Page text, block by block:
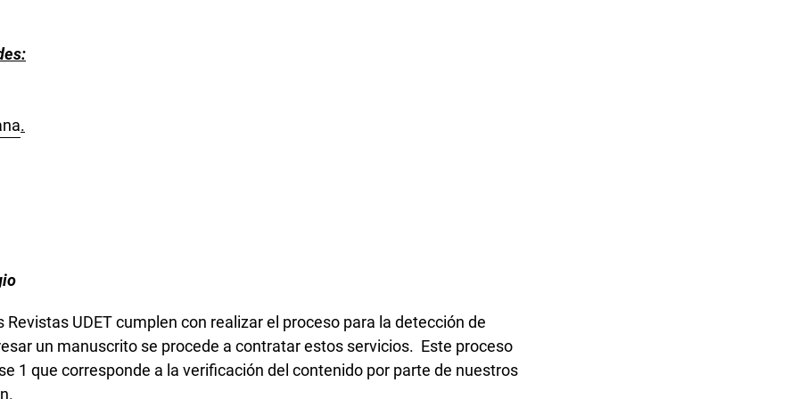
.
Revistas UDET cumplen con realizar el proceso para la detección de
un manuscrito se procede a contratar estos servicios. Este proceso
1 que corresponde a la verificación del contenido por parte de nuestros